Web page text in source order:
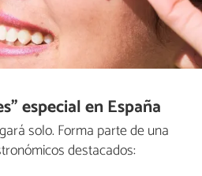
especial en España
solo. Forma parte de una
destacados: